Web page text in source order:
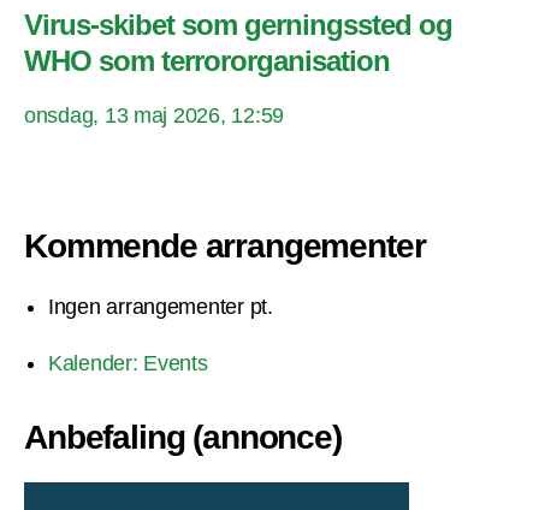
Virus-skibet som gerningssted og
WHO som terrororganisation
onsdag, 13 maj 2026, 12:59
Kommende arrangementer
Ingen arrangementer pt.
Kalender: Events
Anbefaling (annonce)